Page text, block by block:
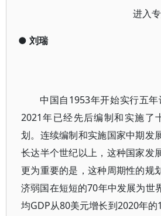
进入
● 刘瑞
中国自1953年开始实行五
2021年已经先后编制和实施了
划。连续编制和实施国家中期发
长达半个世纪以上，这种国家发
更为重要的是，这种周期性的规
济弱国在短短的70年中发展为世
均GDP从80美元增长到2020年